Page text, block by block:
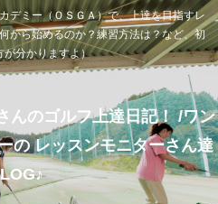
デミー（ＯＳＧＡ）で、上達を目指すレ
から始めるのか？練習方法は？など、初
が分かりますよ）
んのゴルフ上達日記！ /ワン
の レッスンモニターさん達